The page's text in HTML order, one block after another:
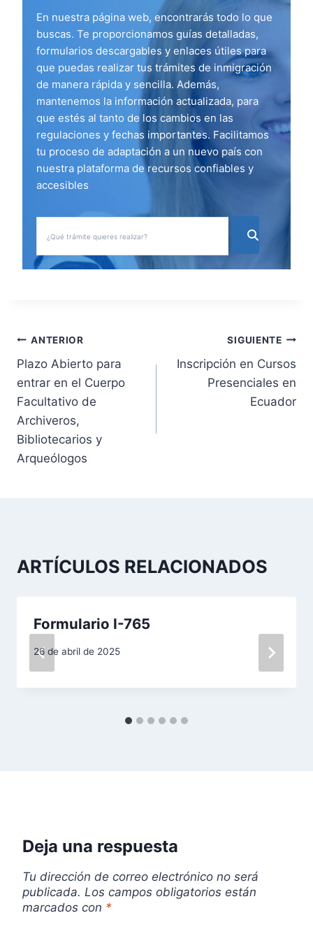
En nuestra página web, encontrarás todo lo que
buscas. Te proporcionamos guías detalladas,
formularios descargables y enlaces útiles para
que puedas realizar tus trámites de inmigración
de manera rápida y sencilla. Además,
mantenemos la información actualizada, para
que estés al tanto de los cambios en las
regulaciones y fechas importantes. Facilitamos
tu proceso de adaptación a un nuevo país con
nuestra plataforma de recursos confiables y
accesibles
N
a
v
e
g
ó
d
a
s
ANTERIOR
Plazo Abierto para
entrar en el Cuerpo
Facultativo de
Archiveros,
Bibliotecarios y
Arqueólogos
SIGUIENTE
Inscripción en Cursos
Presenciales en
Ecuador
ARTÍCULOS RELACIONADOS
Formulario I-765
26 de abril de 2025
Deja una respuesta
Tu dirección de correo electrónico no será
publicada. Los campos obligatorios están
marcados con *